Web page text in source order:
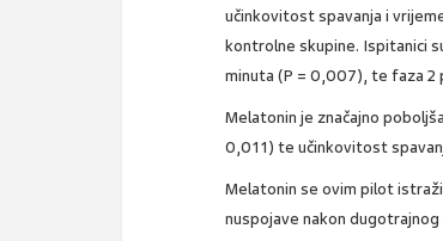
učinkovitost spavanja i
kontrolne skupine. Ispitanici
minuta (P = 0,007), te faza 2
Melatonin je značajno
0,011) te učinkovitost
Melatonin se ovim pilot
nuspojave nakon dugotrajnog